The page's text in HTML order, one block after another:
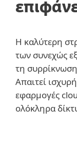
Η καλύτερη
των συνεχώς
τη
Απαιτεί
εφαρμογές
ολόκληρα